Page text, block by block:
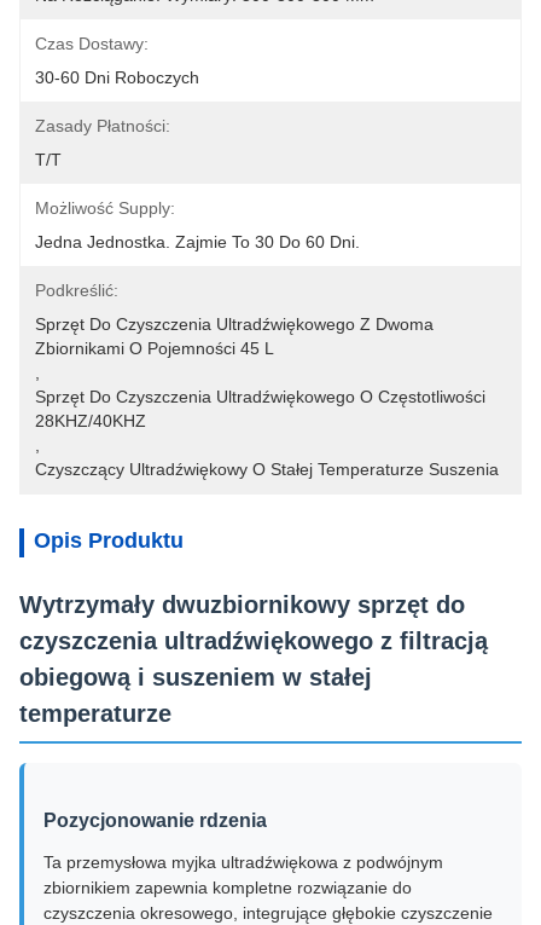
Czas Dostawy:
30-60 Dni Roboczych
Zasady Płatności:
T/T
Możliwość Supply:
Jedna Jednostka. Zajmie To 30 Do 60 Dni.
Podkreślić:
Sprzęt Do Czyszczenia Ultradźwiękowego Z Dwoma
Zbiornikami O Pojemności 45 L
Sprzęt Do Czyszczenia Ultradźwiękowego O Częstotliwości
28KHZ/40KHZ
Czyszczący Ultradźwiękowy O Stałej Temperaturze Suszenia
Opis Produktu
Wytrzymały dwuzbiornikowy sprzęt do
czyszczenia ultradźwiękowego z filtracją
obiegową i suszeniem w stałej
temperaturze
Pozycjonowanie rdzenia
Ta przemysłowa myjka ultradźwiękowa z podwójnym
zbiornikiem zapewnia kompletne rozwiązanie do
czyszczenia okresowego, integrujące głębokie czyszczenie